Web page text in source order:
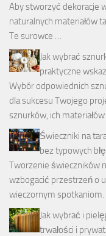
Aby stworzyć dekoracje
naturalnych materiałów
Te surowce …
Jak wybrać
praktyczne
Wybór odpowiednich
dla sukcesu Twojego
sznurków, ich
Świeczniki na
bez typowych
Tworzenie świeczników
wzbogacić przestrzeń o
wieczornym spotkaniom.
Jak wybrać i
trwałości i